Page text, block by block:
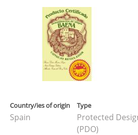
Country/ies of origin
Spain
Type
Protected
(PDO)